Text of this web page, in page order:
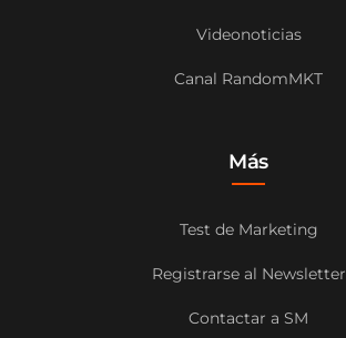
Videonoticias
Canal RandomMKT
Más
Test de Marketing
Registrarse al Newsletter
Contactar a SM